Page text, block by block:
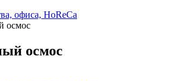
офиса, HoReCa
осмос
осмос